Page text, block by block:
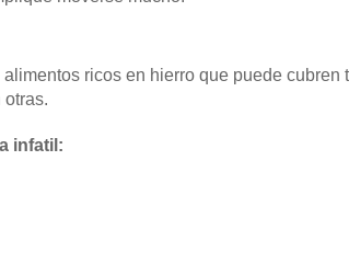
ricos en hierro que puede cubren
infatil: